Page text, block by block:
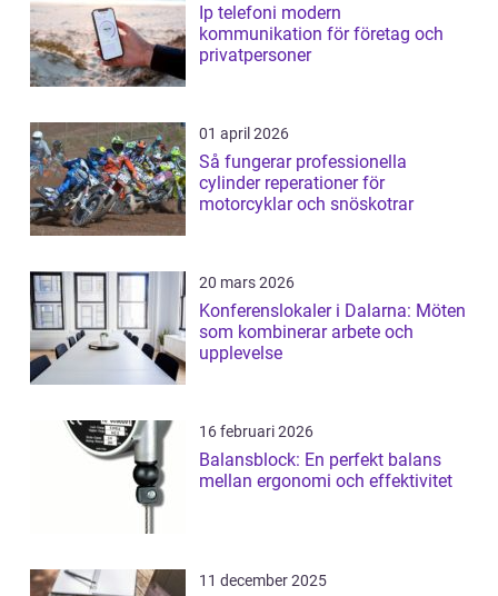
Ip telefoni modern
kommunikation för företag och
privatpersoner
01 april 2026
Så fungerar professionella
cylinder reperationer för
motorcyklar och snöskotrar
20 mars 2026
Konferenslokaler i Dalarna: Möten
som kombinerar arbete och
upplevelse
16 februari 2026
Balansblock: En perfekt balans
mellan ergonomi och effektivitet
11 december 2025